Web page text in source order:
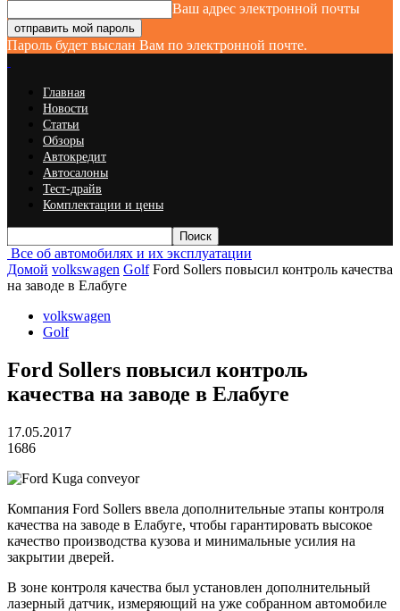
Ваш адрес электронной почты
Пароль будет выслан Вам по электронной почте.
Главная
Новости
Статьи
Обзоры
Автокредит
Автосалоны
Тест-драйв
Комплектации и цены
Все об автомобилях и их эксплуатации
Домой volkswagen Golf Ford Sollers повысил контроль качества
на заводе в Елабуге
volkswagen
Golf
Ford Sollers повысил контроль
качества на заводе в Елабуге
17.05.2017
1686
Компания Ford Sollers ввела дополнительные этапы контроля
качества на заводе в Елабуге, чтобы гарантировать высокое
качество производства кузова и минимальные усилия на
закрытии дверей.
В зоне контроля качества был установлен дополнительный
лазерный датчик, измеряющий на уже собранном автомобиле